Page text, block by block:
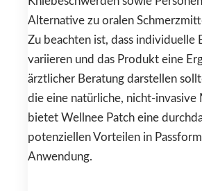
Alternative zu oralen
Zu beachten ist, dass individuelle
variieren und das Produkt eine
ärztlicher Beratung darstellen
die eine natürliche, nicht-invasive
bietet Wellnee Patch eine
potenziellen Vorteilen in
Anwendung.